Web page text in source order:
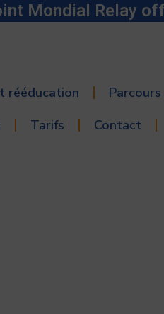
Mondial Relay
rééducation
Tarifs Contact